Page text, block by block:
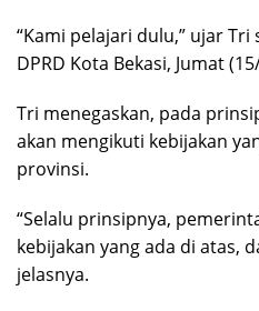
“Kami pelajari dulu,” ujar
DPRD Kota Bekasi, Jumat
Tri menegaskan, pada
akan mengikuti kebijakan
provinsi.
“Selalu prinsipnya,
kebijakan yang ada di atas,
jelasnya.